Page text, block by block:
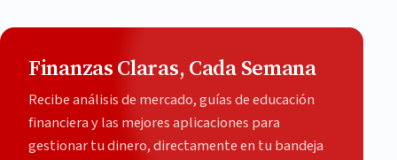
Finanzas Claras, Cada Semana
Recibe análisis de mercado, guías de educación
financiera y las mejores aplicaciones para
gestionar tu dinero, directamente en tu bandeja